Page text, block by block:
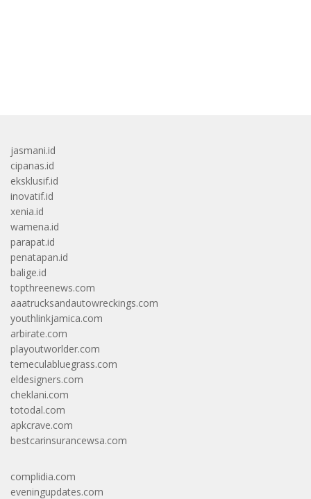
jasmani.id
cipanas.id
eksklusif.id
inovatif.id
xenia.id
wamena.id
parapat.id
penatapan.id
balige.id
topthreenews.com
aaatrucksandautowreckings.com
youthlinkjamica.com
arbirate.com
playoutworlder.com
temeculabluegrass.com
eldesigners.com
cheklani.com
totodal.com
apkcrave.com
bestcarinsurancewsa.com
complidia.com
eveningupdates.com